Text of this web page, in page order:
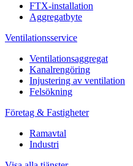
FTX-installation
Aggregatbyte
Ventilationsservice
Ventilationsaggregat
Kanalrengöring
Injustering av ventilation
Felsökning
Företag & Fastigheter
Ramavtal
Industri